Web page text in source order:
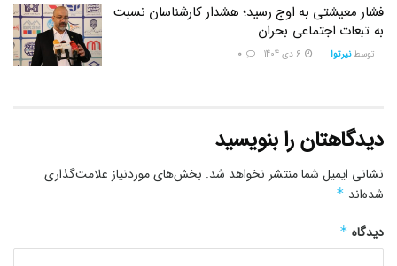
فشار معیشتی به اوج رسید؛ هشدار کارشناسان نسبت
به تبعات اجتماعی بحران
توسط نیرتوا
دیدگاهتان را بنویسید
نشانی ایمیل شما منتشر نخواهد شد. بخش‌های موردنیاز علامت‌گذاری
شده‌اند *
دیدگاه *